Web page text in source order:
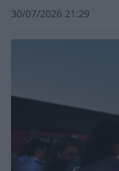
30/07/2026 21:29